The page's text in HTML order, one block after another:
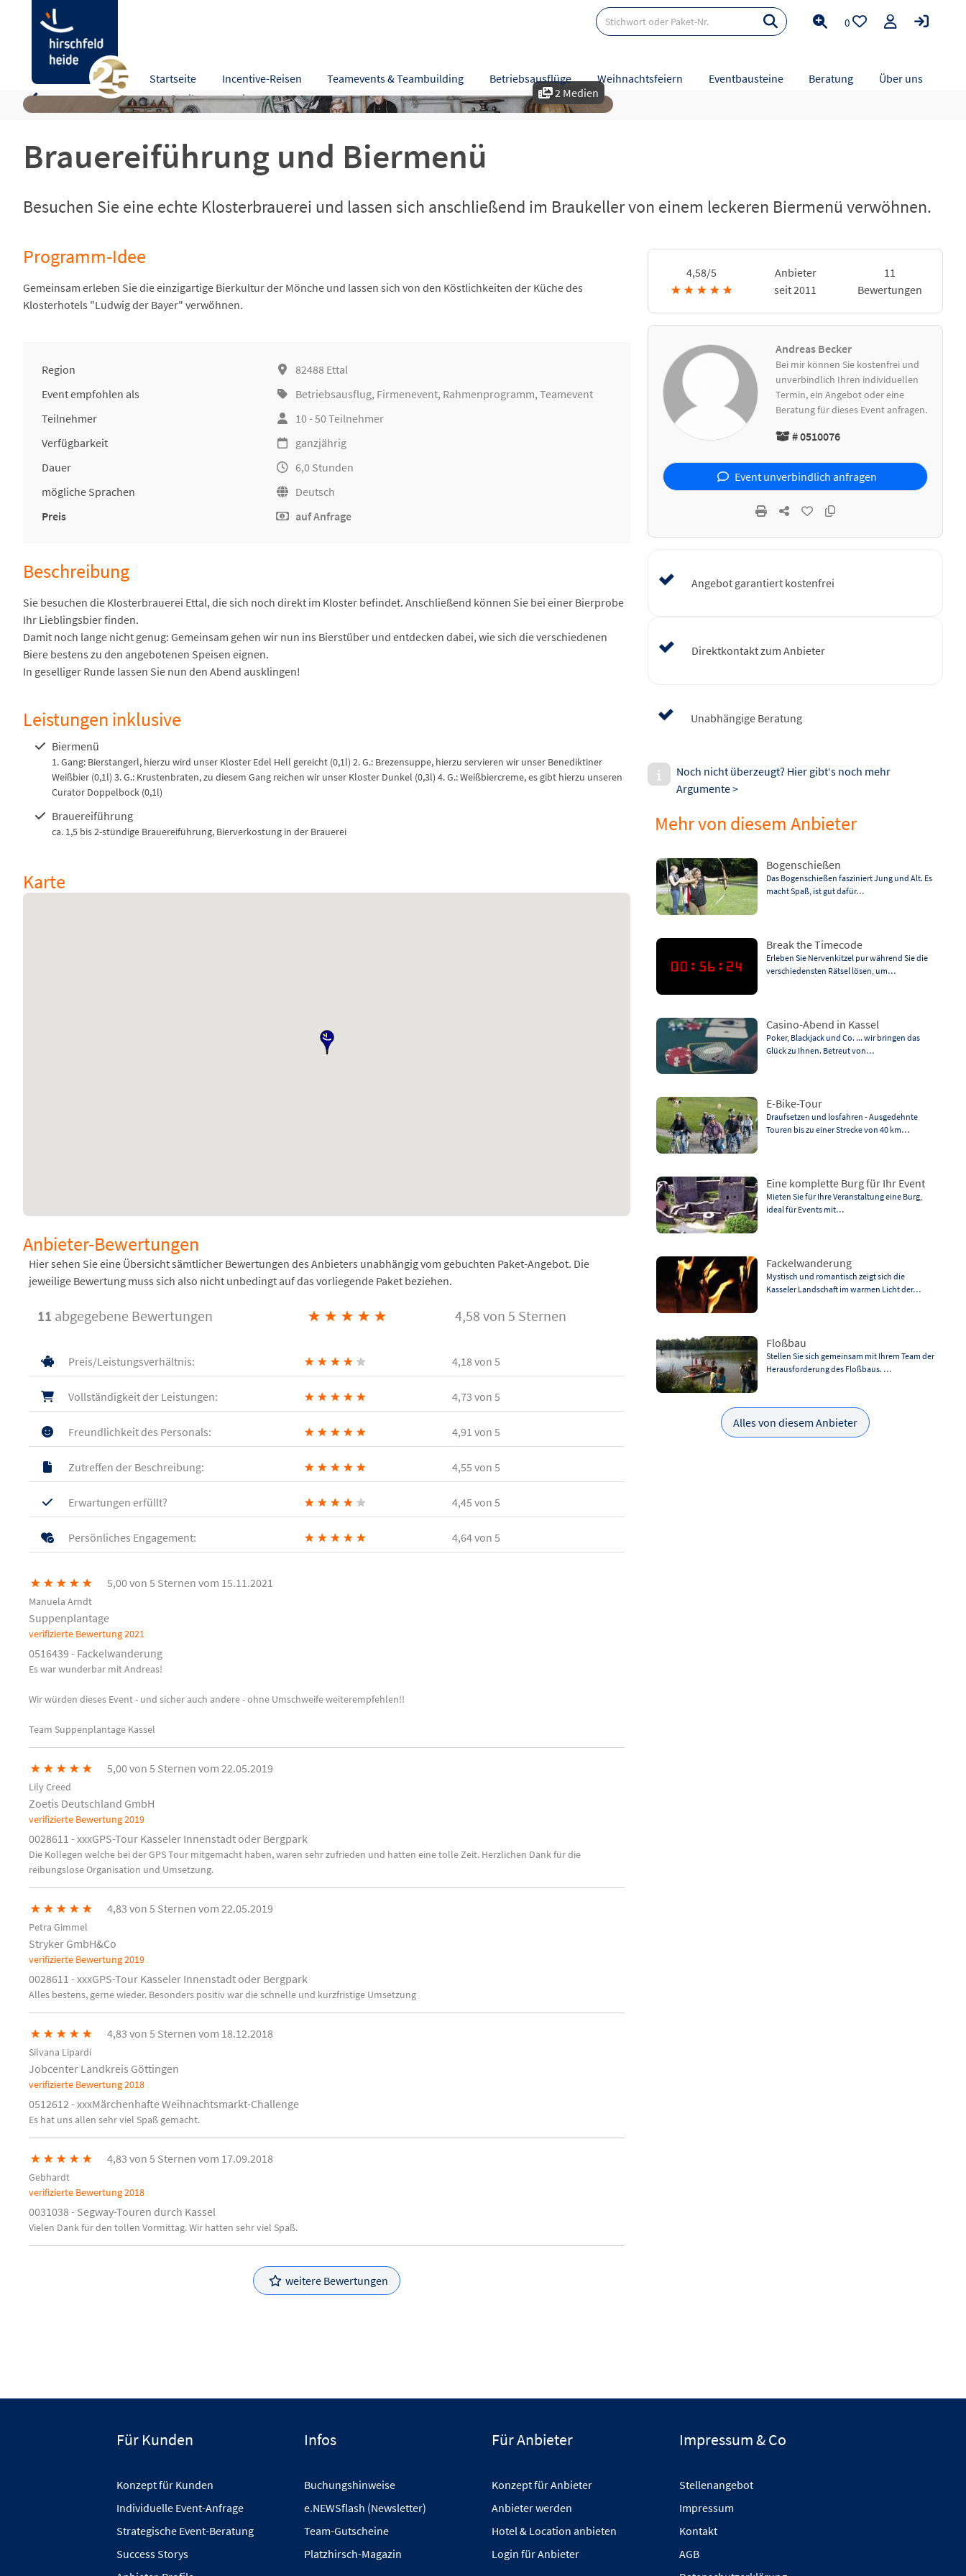
Startseite Incentive-Reisen Teamevents & Teambuilding Betriebsausflüge Weihnachtsfeiern Eventbausteine Beratung Über uns
0
2 Medien
Brauereiführung und Biermenü
Besuchen Sie eine echte Klosterbrauerei und lassen sich anschließend im Braukeller von einem leckeren Biermenü verwöhnen.
Brauereiführung und Biermenü
Programm-Idee Beschreibung Leistungen Karte Bewertungen
Programm-Idee
Gemeinsam erleben Sie die einzigartige Bierkultur der Mönche und lassen sich von den Köstlichkeiten der Küche des
Klosterhotels "Ludwig der Bayer" verwöhnen.
Region
82488 Ettal
Event empfohlen als
Betriebsausflug, Firmenevent, Rahmenprogramm, Teamevent
Teilnehmer
10 - 50 Teilnehmer
Verfügbarkeit
ganzjährig
Dauer
6,0 Stunden
mögliche Sprachen
Deutsch
Preis
auf Anfrage
Beschreibung
Sie besuchen die Klosterbrauerei Ettal, die sich noch direkt im Kloster befindet. Anschließend können Sie bei einer Bierprobe
Ihr Lieblingsbier finden.
Damit noch lange nicht genug: Gemeinsam gehen wir nun ins Bierstüber und entdecken dabei, wie sich die verschiedenen
Biere bestens zu den angebotenen Speisen eignen.
In geselliger Runde lassen Sie nun den Abend ausklingen!
Leistungen inklusive
Biermenü
1. Gang: Bierstangerl, hierzu wird unser Kloster Edel Hell gereicht (0,1l) 2. G.: Brezensuppe, hierzu servieren wir unser Benediktiner
Weißbier (0,1l) 3. G.: Krustenbraten, zu diesem Gang reichen wir unser Kloster Dunkel (0,3l) 4. G.: Weißbiercreme, es gibt hierzu unseren
Curator Doppelbock (0,1l)
Brauereiführung
ca. 1,5 bis 2-stündige Brauereiführung, Bierverkostung in der Brauerei
Karte
Anbieter-Bewertungen
Hier sehen Sie eine Übersicht sämtlicher Bewertungen des Anbieters unabhängig vom gebuchten Paket-Angebot. Die
jeweilige Bewertung muss sich also nicht unbedingt auf das vorliegende Paket beziehen.
11 abgegebene Bewertungen ★ ★ ★ ★ ★ 4,58 von 5 Sternen
Preis/Leistungsverhältnis: ★ ★ ★ ★ ★ 4,18von 5
Vollständigkeit der Leistungen: ★ ★ ★ ★ ★ 4,73 von 5
Freundlichkeit des Personals: ★ ★ ★ ★ ★ 4,91 von 5
Zutreffen der Beschreibung: ★ ★ ★ ★ ★ 4,55 von 5
Erwartungen erfüllt? ★ ★ ★ ★ ★ 4,45 von 5
Persönliches Engagement: ★ ★ ★ ★ ★ 4,64von 5
★ ★ ★ ★ ★ 5,00 von 5 Sternen vom 15.11.2021
Manuela Arndt
Suppenplantage
verifizierte Bewertung2021
0516439 - Fackelwanderung
Es war wunderbar mit Andreas!
Wir würden dieses Event - und sicher auch andere - ohne Umschweife weiterempfehlen!!
Team Suppenplantage Kassel
★ ★ ★ ★ ★ 5,00 von 5 Sternen vom 22.05.2019
Lily Creed
Zoetis Deutschland GmbH
verifizierte Bewertung2019
0028611 - xxxGPS-Tour Kasseler Innenstadt oder Bergpark
Die Kollegen welche bei der GPS Tour mitgemacht haben, waren sehr zufrieden und hatten eine tolle Zeit. Herzlichen Dank für die
reibungslose Organisation und Umsetzung.
★ ★ ★ ★ ★ 4,83 von 5 Sternen vom 22.05.2019
Petra Gimmel
Stryker GmbH&Co
verifizierte Bewertung2019
0028611 - xxxGPS-Tour Kasseler Innenstadt oder Bergpark
Alles bestens, gerne wieder. Besonders positiv war die schnelle und kurzfristige Umsetzung
★ ★ ★ ★ ★ 4,83 von 5 Sternen vom 18.12.2018
Silvana Lipardi
Jobcenter Landkreis Göttingen
verifizierte Bewertung2018
0512612 - xxxMärchenhafte Weihnachtsmarkt-Challenge
Es hat uns allen sehr viel Spaß gemacht.
★ ★ ★ ★ ★ 4,83 von 5 Sternen vom 17.09.2018
Gebhardt
verifizierte Bewertung2018
0031038 - Segway-Touren durch Kassel
Vielen Dank für den tollen Vormittag. Wir hatten sehr viel Spaß.
weitere Bewertungen
4,58/5
★ ★ ★ ★ ★
Anbieter
seit 2011
11
Bewertungen
Andreas Becker
Bei mir können Sie kostenfrei und
unverbindlich Ihren individuellen
Termin, ein Angebot oder eine
Beratung für dieses Event anfragen.
# 0510076
Event unverbindlich anfragen
Angebot garantiert kostenfrei
Direktkontakt zum Anbieter
Unabhängige Beratung
Noch nicht überzeugt? Hier gibt‘s noch mehr
Argumente >
Mehr von diesem Anbieter
Bogenschießen
Das Bogenschießen fasziniert Jung und Alt. Es
macht Spaß, ist gut dafür…
Break the Timecode
Erleben Sie Nervenkitzel pur während Sie die
verschiedensten Rätsel lösen, um…
Casino-Abend in Kassel
Poker, Blackjack und Co. ... wir bringen das
Glück zu Ihnen. Betreut von…
E-Bike-Tour
Draufsetzen und losfahren - Ausgedehnte
Touren bis zu einer Strecke von 40 km…
Eine komplette Burg für Ihr Event
Mieten Sie für Ihre Veranstaltung eine Burg,
ideal für Events mit…
Fackelwanderung
Mystisch und romantisch zeigt sich die
Kasseler Landschaft im warmen Licht der…
Floßbau
Stellen Sie sich gemeinsam mit Ihrem Team der
Herausforderung des Floßbaus. …
Alles von diesem Anbieter
Für Kunden
Konzept für Kunden
Individuelle Event-Anfrage
Strategische Event-Beratung
Success Storys
Infos
Buchungshinweise
e.NEWSflash (Newsletter)
Team-Gutscheine
Platzhirsch-Magazin
Für Anbieter
Konzept für Anbieter
Anbieter werden
Hotel & Location anbieten
Login für Anbieter
Impressum & Co
Stellenangebot
Impressum
Kontakt
AGB